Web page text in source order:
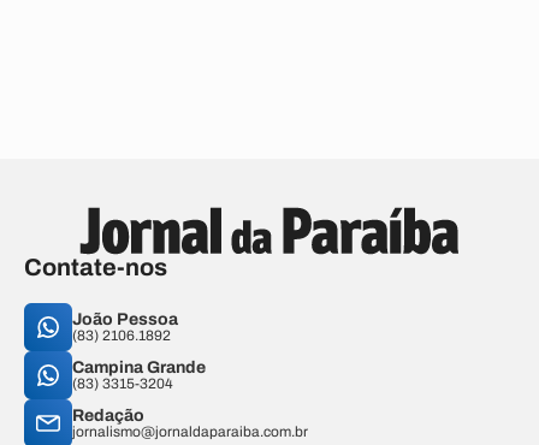
Contate-nos
João Pessoa
(83) 2106.1892
Campina Grande
(83) 3315-3204
Redação
jornalismo@jornaldaparaiba.com.br